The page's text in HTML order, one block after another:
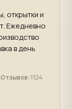
открытки и
Ежедневно
в день
Отзывов:1124